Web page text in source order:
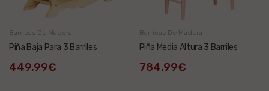
Barricas De Madera
Piña Baja Para 3 Barriles
449,99€
Barricas De Madera
Piña Media Altura 3 Barriles
784,99€